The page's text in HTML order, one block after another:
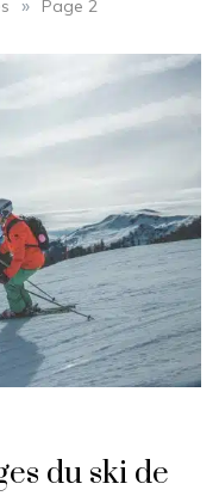
» Page 2
du ski de